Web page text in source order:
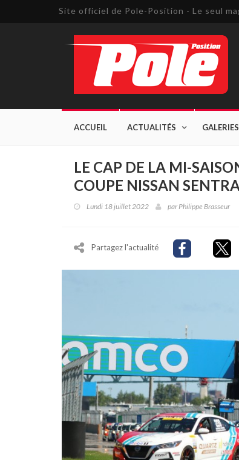
Site officiel de Pole-Position - Le seul
ACCUEIL ACTUALITÉS
LE CAP DE LA MI-
COUPE NISSAN
Lundi 18 juillet 2022 parPhilippe Brasseur
Partagez l'actualité